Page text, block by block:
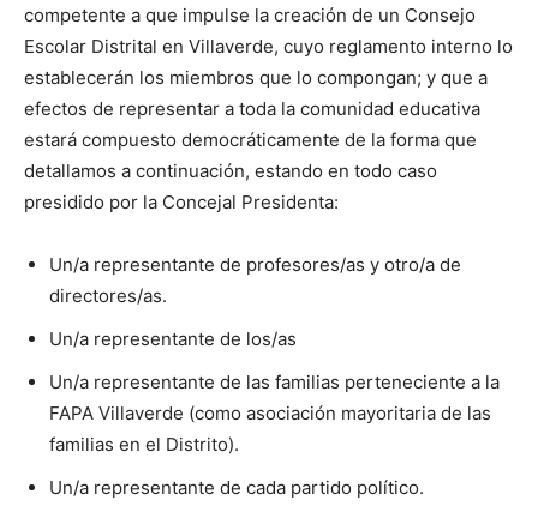
competente a que impulse la creación de un Consejo
Escolar Distrital en Villaverde, cuyo reglamento interno lo
establecerán los miembros que lo compongan; y que a
efectos de representar a toda la comunidad educativa
estará compuesto democráticamente de la forma que
detallamos a continuación, estando en todo caso
presidido por la Concejal Presidenta:
Un/a representante de profesores/as y otro/a de
directores/as.
Un/a representante de los/as
Un/a representante de las familias perteneciente a la
FAPA Villaverde (como asociación mayoritaria de las
familias en el Distrito).
Un/a representante de cada partido político.